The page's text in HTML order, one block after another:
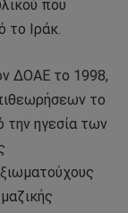
που
το Ιράκ.
ΔΟΑΕ το 1998,
το
την ηγεσία των